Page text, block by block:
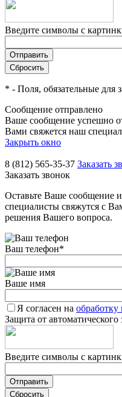
Введите символы с
* - Поля, обязательные для
Сообщение отправлено
Ваше сообщение успешно
Вами свяжется наш
Закрыть окно
8 (812) 565-35-37 Заказать
Заказать звонок
Оставьте Ваше сообщение
специалисты свяжутся с
решения Вашего вопроса.
Ваш телефон*
Ваше имя
Я согласен на
Защита от автоматического
Введите символы с